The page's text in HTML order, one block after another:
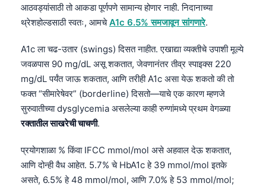
आठवड्यांसाठी तो आकडा पूर्णपणे सामान्य होणार नाही. निदानाच्या
थ्रेशहोल्डसाठी स्वतः, आमचेA1c 6.5% समजावून सांगणारे.
A1c ला चढ-उतार (swings) दिसत नाहीत. एखाद्या व्यक्तीचे उपाशी मूल्ये
जवळपास 90 mg/dL असू शकतात, जेवणानंतर तीव्र स्पाइक्स 220
mg/dL पर्यंत जाऊ शकतात, आणि तरीही A1c असा येऊ शकतो की तो
फक्त “सीमारेषेवर” (borderline) दिसतो—याचे एक कारण म्हणजे
सुरुवातीच्या dysglycemia असलेल्या काही रुग्णांमध्ये प्रथम वेगळ्या
रक्तातील साखरेची चाचणी.
प्रयोगशाळा % किंवा IFCC mmol/mol असे अहवाल देऊ शकतात,
आणि दोन्ही वैध आहेत. 5.7% चे HbA1c हे 39 mmol/mol इतके
असते, 6.5% हे 48 mmol/mol, आणि 7.0% हे 53 mmol/mol;